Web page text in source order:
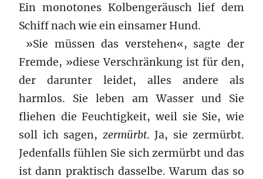
Ein monotones Kolbengeräusch lief dem
Schiff nach wie ein einsamer Hund.
»Sie müssen das verstehen«, sagte der
Fremde, »diese Verschränkung ist für den,
der darunter leidet, alles andere als
harmlos. Sie leben am Wasser und Sie
fliehen die Feuchtigkeit, weil sie Sie, wie
soll ich sagen, zermürbt. Ja, sie zermürbt.
Jedenfalls fühlen Sie sich zermürbt und das
ist dann praktisch dasselbe. Warum das so